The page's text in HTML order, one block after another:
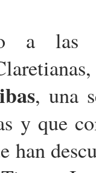
a las
, una
y que
han